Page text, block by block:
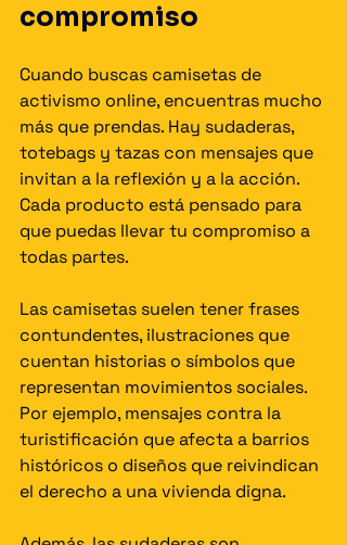
compromiso
Cuando buscas camisetas de
activismo online, encuentras mucho
más que prendas. Hay sudaderas,
totebags y tazas con mensajes que
invitan a la reflexión y a la acción.
Cada producto está pensado para
que puedas llevar tu compromiso a
todas partes.
Las camisetas suelen tener frases
contundentes, ilustraciones que
cuentan historias o símbolos que
representan movimientos sociales.
Por ejemplo, mensajes contra la
turistificación que afecta a barrios
históricos o diseños que reivindican
el derecho a una vivienda digna.